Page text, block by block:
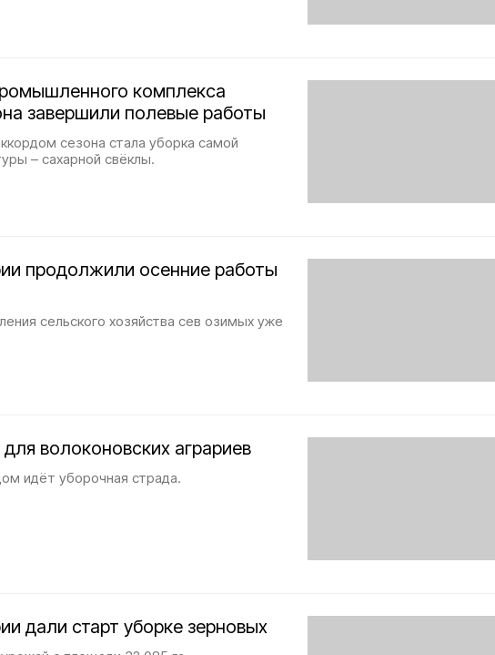
комплекса
завершили полевые работы
сезона стала уборка самой
– сахарной свёклы.
продолжили осенние работы
сельского хозяйства сев озимых уже
волоконовских аграриев
идёт уборочная страда.
дали старт уборке зерновых